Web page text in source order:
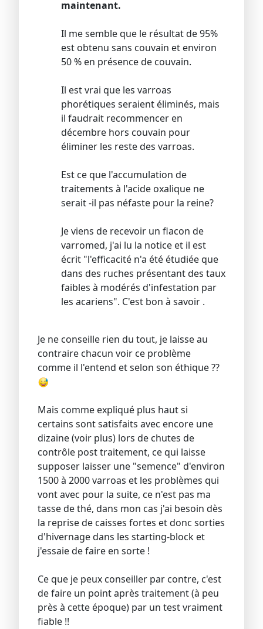
maintenant.
Il me semble que le résultat de 95%
est obtenu sans couvain et environ
50 % en présence de couvain.
Il est vrai que les varroas
phorétiques seraient éliminés, mais
il faudrait recommencer en
décembre hors couvain pour
éliminer les reste des varroas.
Est ce que l'accumulation de
traitements à l'acide oxalique ne
serait -il pas néfaste pour la reine?
Je viens de recevoir un flacon de
varromed, j'ai lu la notice et il est
écrit "l'efficacité n'a été étudiée que
dans des ruches présentant des taux
faibles à modérés d'infestation par
les acariens". C'est bon à savoir .
Je ne conseille rien du tout, je laisse au
contraire chacun voir ce problème
comme il l'entend et selon son éthique ??
Mais comme expliqué plus haut si
certains sont satisfaits avec encore une
dizaine (voir plus) lors de chutes de
contrôle post traitement, ce qui laisse
supposer laisser une "semence" d'environ
1500 à 2000 varroas et les problèmes qui
vont avec pour la suite, ce n'est pas ma
tasse de thé, dans mon cas j'ai besoin dès
la reprise de caisses fortes et donc sorties
d'hivernage dans les starting-block et
j'essaie de faire en sorte !
Ce que je peux conseiller par contre, c'est
de faire un point après traitement (à peu
près à cette époque) par un test vraiment
fiable !!